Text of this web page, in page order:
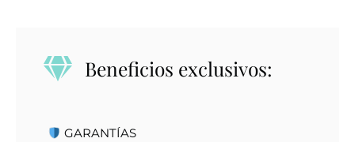
Beneficios exclusivos:
GARANTÍAS